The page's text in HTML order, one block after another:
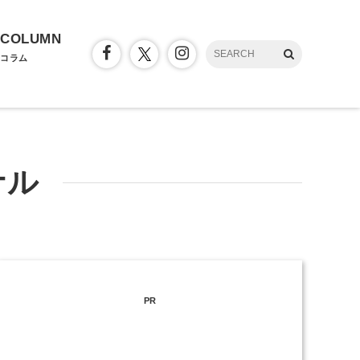
COLUMN
コラム
ル
PR